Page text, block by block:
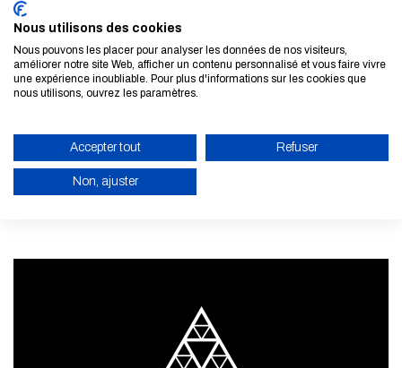
Nous utilisons des cookies
Nous pouvons les placer pour analyser les données de nos visiteurs,
améliorer notre site Web, afficher un contenu personnalisé et vous faire vivre
une expérience inoubliable. Pour plus d'informations sur les cookies que
nous utilisons, ouvrez les paramètres.
Accepter tout Refuser
Non, ajuster